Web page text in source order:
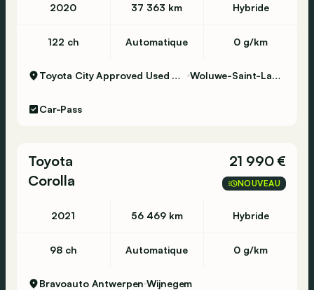
2020 37 363 km Hybride
122 ch Automatique 0 g/km
Toyota City Approved Used Woluwe Woluwe-Saint-Lambert
Car-Pass
Toyota
Corolla
21 990 €
NOUVEAU
2021 56 469 km Hybride
98 ch Automatique 0 g/km
Bravoauto Antwerpen Wijnegem